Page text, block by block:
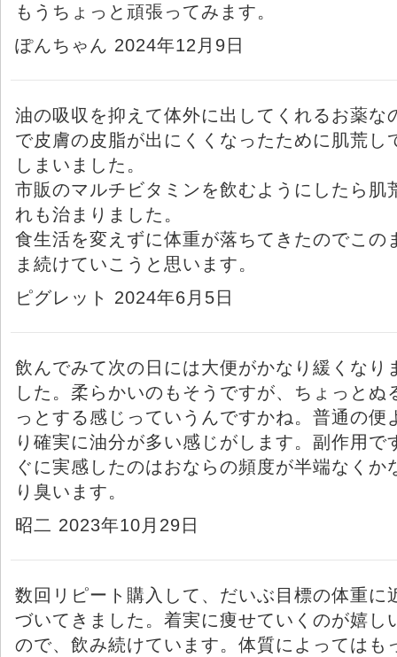
もうちょっと頑張ってみます。
ぽんちゃん 2024年12月9日
油の吸収を抑えて体外に出してくれるお薬な
で皮膚の皮脂が出にくくなったために肌荒し
しまいました。
市販のマルチビタミンを飲むようにしたら肌
れも治まりました。
食生活を変えずに体重が落ちてきたのでこの
ま続けていこうと思います。
ピグレット 2024年6月5日
飲んでみて次の日には大便がかなり緩くなり
した。柔らかいのもそうですが、ちょっとぬ
っとする感じっていうんですかね。普通の便
り確実に油分が多い感じがします。副作用で
ぐに実感したのはおならの頻度が半端なくか
り臭います。
昭二 2023年10月29日
数回リピート購入して、だいぶ目標の体重に
づいてきました。着実に痩せていくのが嬉し
ので、飲み続けています。体質によってはも